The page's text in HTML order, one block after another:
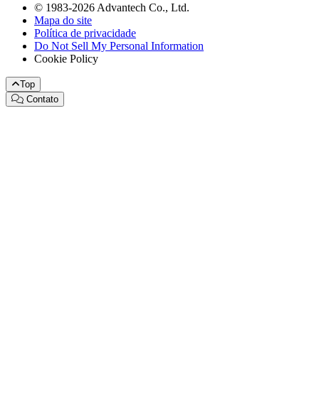
© 1983-2026 Advantech Co., Ltd.
Mapa do site
Política de privacidade
Do Not Sell My Personal Information
Cookie Policy
Top
Contato